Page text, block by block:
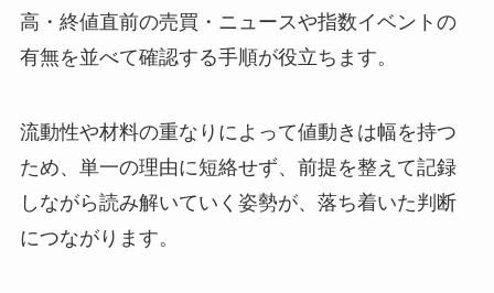
高・終値直前の売買・ニュースや指数イベントの
有無を並べて確認する手順が役立ちます。
流動性や材料の重なりによって値動きは幅を持つ
ため、単一の理由に短絡せず、前提を整えて記録
しながら読み解いていく姿勢が、落ち着いた判断
につながります。